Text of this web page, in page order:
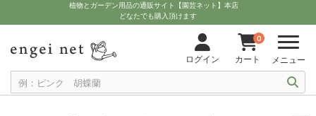
植物とガーデン用品の通販サイト【園芸ネット】本店
どなたでも購入頂けます
ログイン
0
カート メニュー